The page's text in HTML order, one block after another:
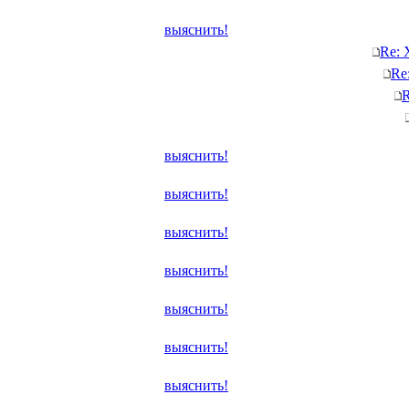
выяснить!
Re:
выяснить!
выяснить!
выяснить!
выяснить!
выяснить!
выяснить!
выяснить!